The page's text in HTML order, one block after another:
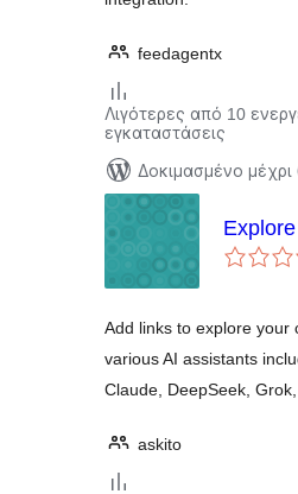
feedagentx
Λιγότερες από 10
εγκαταστάσεις
Δοκιμασμένο μέχρι
Add links to explore your
various AI assistants
Claude, DeepSeek,
askito